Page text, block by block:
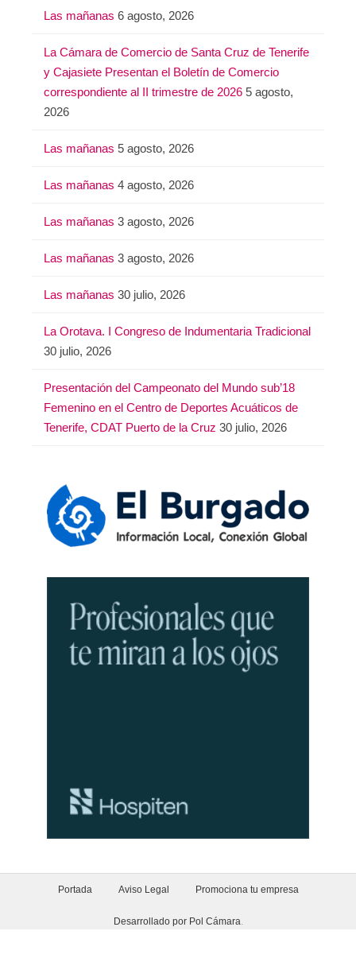
Las mañanas 6 agosto, 2026
La Cámara de Comercio de Santa Cruz de Tenerife
y Cajasiete Presentan el Boletín de Comercio
correspondiente al II trimestre de 2026 5 agosto,
2026
Las mañanas 5 agosto, 2026
Las mañanas 4 agosto, 2026
Las mañanas 3 agosto, 2026
Las mañanas 3 agosto, 2026
Las mañanas 30 julio, 2026
La Orotava. I Congreso de Indumentaria Tradicional
30 julio, 2026
Presentación del Campeonato del Mundo sub’18
Femenino en el Centro de Deportes Acuáticos de
Tenerife, CDAT Puerto de la Cruz 30 julio, 2026
Portada Aviso Legal Promociona tu empresa
Desarrollado por Pol Cámara